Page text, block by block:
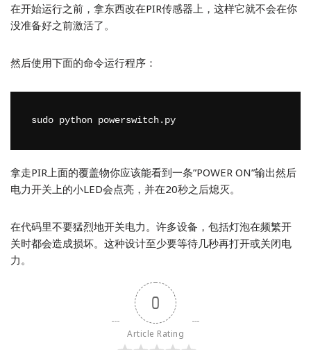
在开始运行之前，拿东西改在PIR传感器上，这样它就不会在你
没准备好之前激活了。
然后使用下面的命令运行程序：
sudo python powerswitch.py
拿走PIR上面的覆盖物你应该能看到一条”POWER ON”输出然后
电力开关上的小LED会点亮，并在20秒之后熄灭。
在代码里不要猛烈地开关电力。许多设备，包括灯泡在频繁开
关时都会造成损坏。这种设计至少要等待几秒再打开或关闭电
力。
0
Article Rating